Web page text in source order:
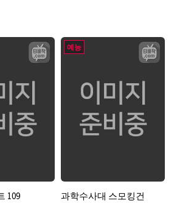
109
예능
과학수사대 스모킹건